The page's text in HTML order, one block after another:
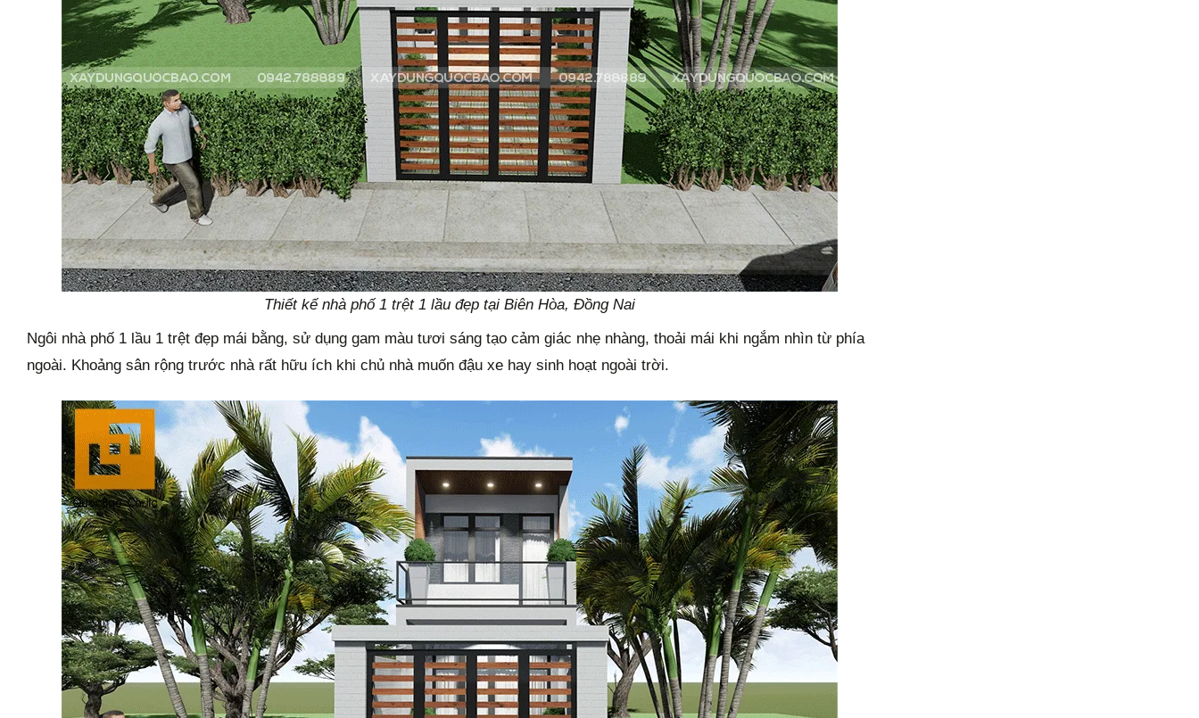
Thiết kế nhà phố 1 trệt 1 lầu đẹp tại Biên Hòa, Đồng Nai
Ngôi nhà phố 1 lầu 1 trệt đẹp mái bằng, sử dụng gam màu tươi sáng tạo cảm giác nhẹ nhàng, thoải mái khi ngắm nhìn từ phía
ngoài. Khoảng sân rộng trước nhà rất hữu ích khi chủ nhà muốn đậu xe hay sinh hoạt ngoài trời.